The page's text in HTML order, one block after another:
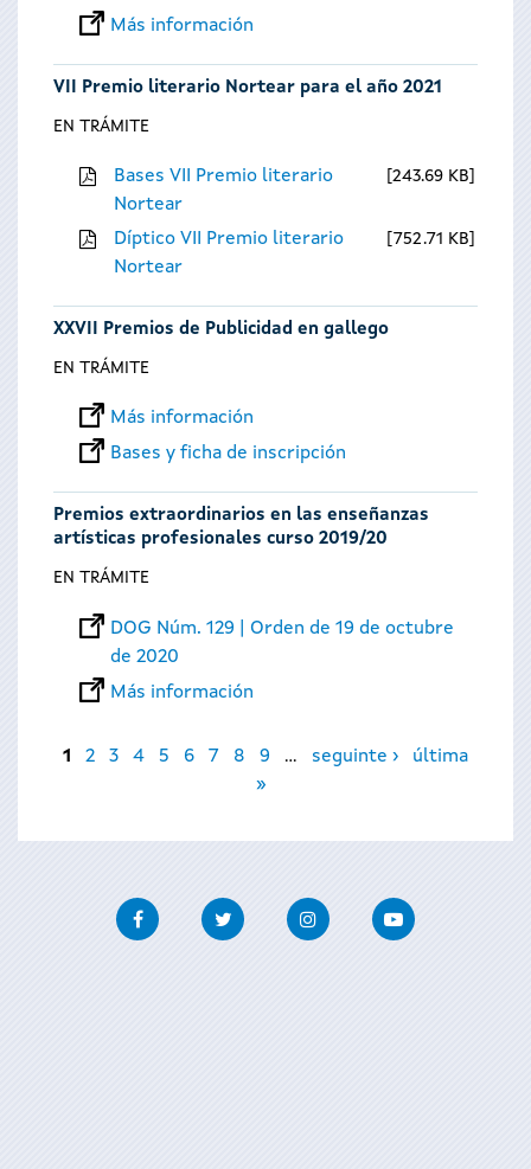
Más información
VII Premio literario Nortear para el año 2021
EN TRÁMITE
Bases VII Premio literario
Nortear
243.69 KB
Díptico VII Premio literario
Nortear
752.71 KB
XXVII Premios de Publicidad en gallego
EN TRÁMITE
Más información
Bases y ficha de inscripción
Premios extraordinarios en las enseñanzas
artísticas profesionales curso 2019/20
EN TRÁMITE
DOG Núm. 129 | Orden de 19 de octubre
de 2020
Más información
Páginas
1 2 3 4 5 6 7 8 9 … seguinte ›
última
»
FacebookTwitter InstagramYoutube